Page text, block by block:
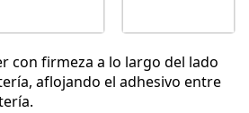
con firmeza a lo largo del lado
aflojando el adhesivo entre